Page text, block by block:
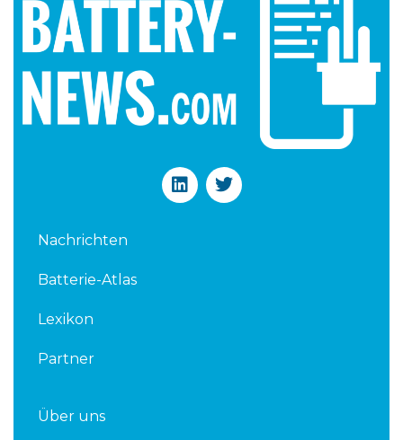
L
i
T
w
Nachrichten
Batterie-Atlas
Lexikon
Partner
Über uns